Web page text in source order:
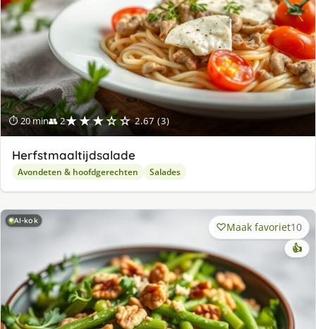
⏱ 20 min👥 2★★★☆☆ 2.67 (3)
Herfstmaaltijdsalade
Avondeten & hoofdgerechten Salades
AI-kok Maak favoriet10
👍